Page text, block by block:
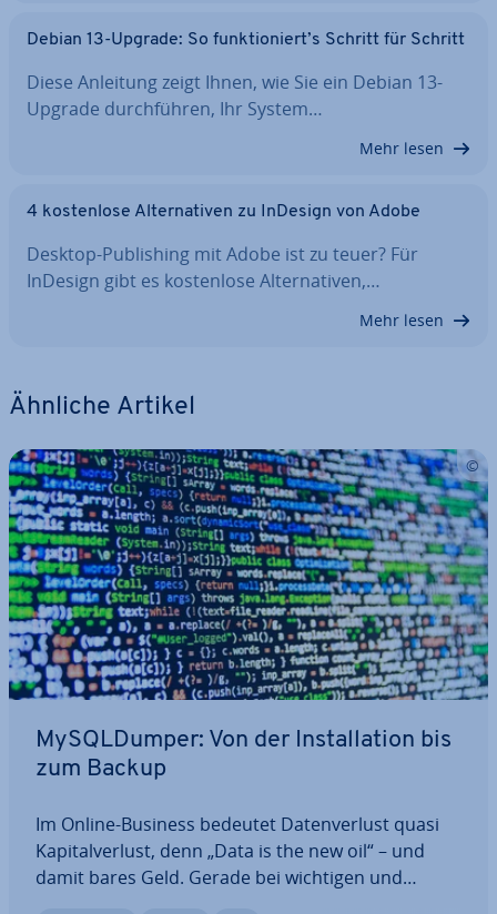
Debian 13-Upgrade: So funk­tio­niert’s Schritt für Schritt
Diese Anleitung zeigt Ihnen, wie Sie ein Debian 13-
Upgrade durch­füh­ren, Ihr System…
Mehr lesen
4 kos­ten­lo­se Al­ter­na­ti­ven zu InDesign von Adobe
Desktop-Pu­bli­shing mit Adobe ist zu teuer? Für
InDesign gibt es kos­ten­lo­se Al­ter­na­ti­ven,…
Mehr lesen
Ähnliche Artikel
MyS­QLDum­per: Von der In­stal­la­ti­on bis
zum Backup
Im Online-Business bedeutet Da­ten­ver­lust quasi
Ka­pi­tal­ver­lust, denn „Data is the new oil“ – und
damit bares Geld. Gerade bei wichtigen und